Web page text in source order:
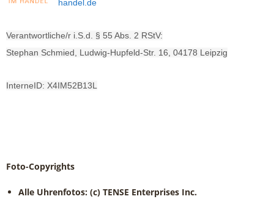
handel.de
Verantwortliche/r i.S.d. § 55 Abs. 2 RStV:
Stephan Schmied, Ludwig-Hupfeld-Str. 16, 04178 Leipzig
InterneID: X4IM52B13L
Foto-Copyrights
Alle Uhrenfotos: (c) TENSE Enterprises Inc.